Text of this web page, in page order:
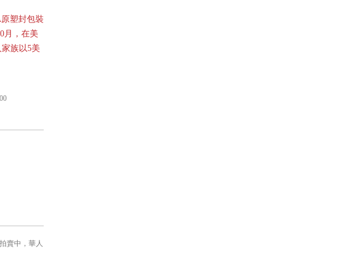
原塑封包裝
月，在美
族以5美
賣中，華人